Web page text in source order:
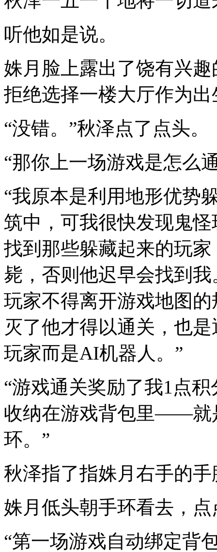
听他如是说。
姝月脸上露出了饶有兴
拒绝选择一楼大厅作为
“没错。”秋泽点了点头。
“那你上一场游戏是怎么
“我原本是利用地形优势
筑中，可我很快发现鬼
找到那些躲藏起来的玩
毙，否则他迟早会找到
玩家不得离开游戏地图
灭了他才得以通关，也
玩家而是AI机器人。”
“游戏通关奖励了我1点
收纳在游戏背包里——就
环。”
秋泽指了指姝月右手的手
姝月低头朝手环看去，
“第一场游戏自动绑定背